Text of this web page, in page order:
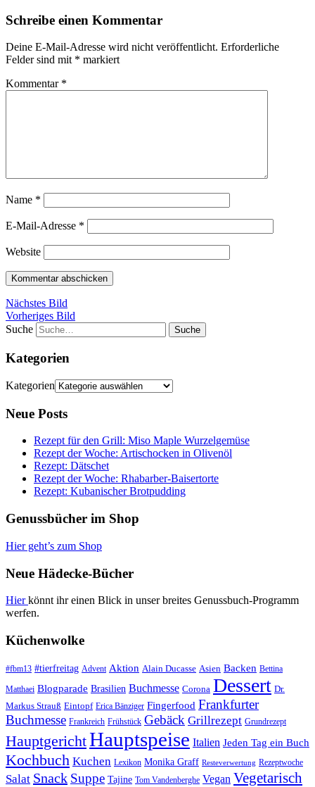
Schreibe einen Kommentar
Deine E-Mail-Adresse wird nicht veröffentlicht. Erforderliche
Felder sind mit * markiert
Kommentar *
Name *
E-Mail-Adresse *
Website
Nächstes Bild
Vorheriges Bild
Suche
Kategorien
Kategorien
Neue Posts
Rezept für den Grill: Miso Maple Wurzelgemüse
Rezept der Woche: Artischocken in Olivenöl
Rezept: Dätschet
Rezept der Woche: Rhabarber-Baisertorte
Rezept: Kubanischer Brotpudding
Genussbücher im Shop
Hier geht’s zum Shop
Neue Hädecke-Bücher
Hierkönnt ihr einen Blick in unser breites Genussbuch-Programm
werfen.
Küchenwolke
#fbm13 #tierfreitag Advent Aktion Alain Ducasse Asien Backen Bettina
Matthaei Blogparade Brasilien Buchmesse Corona Dessert Dr.
Markus Strauß Eintopf Erica Bänziger Fingerfood Frankfurter
Buchmesse Frankreich Frühstück Gebäck Grillrezept Grundrezept
HauptgerichtHauptspeise Italien Jeden Tag ein Buch
Kochbuch Kuchen Lexikon Monika Graff Resteverwertung Rezeptwoche
Salat Snack Suppe Tajine Tom Vandenberghe Vegan Vegetarisch